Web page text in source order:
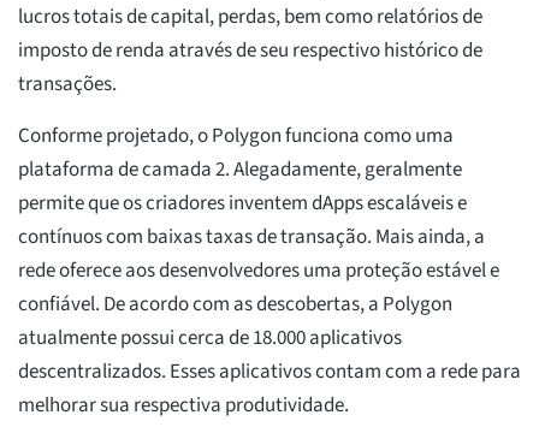
lucros totais de capital, perdas, bem como relatórios de
imposto de renda através de seu respectivo histórico de
transações.
Conforme projetado, o Polygon funciona como uma
plataforma de camada 2. Alegadamente, geralmente
permite que os criadores inventem dApps escaláveis e
contínuos com baixas taxas de transação. Mais ainda, a
rede oferece aos desenvolvedores uma proteção estável e
confiável. De acordo com as descobertas, a Polygon
atualmente possui cerca de 18.000 aplicativos
descentralizados. Esses aplicativos contam com a rede para
melhorar sua respectiva produtividade.